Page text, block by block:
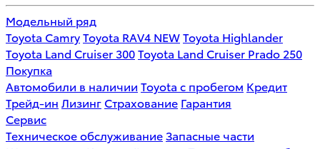
Модельный ряд
Toyota CamryToyota RAV4 NEWToyota Highlander
Toyota Land Cruiser 300Toyota Land Cruiser Prado 250
Покупка
Автомобили в наличии Toyota с пробегом Кредит
Трейд-ин Лизинг Страхование Гарантия
Сервис
Техническое обслуживаниеЗапасные части